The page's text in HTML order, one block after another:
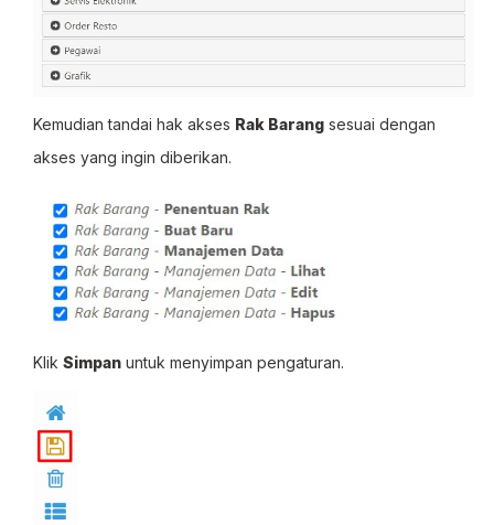
Kemudian tandai hak akses Rak Barang sesuai dengan
akses yang ingin diberikan.
Klik Simpan untuk menyimpan pengaturan.